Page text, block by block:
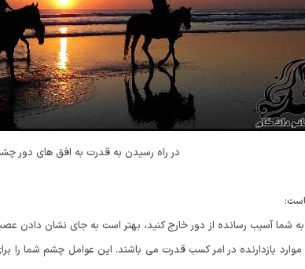
در راه رسیدن به قدرت به افق های دور
شما آسیب رسانده از دور خارج کنید، بهتر است به جای نشان دادن
موارد بازدارنده در امر کسب قدرت می باشند. این عوامل چشم شما